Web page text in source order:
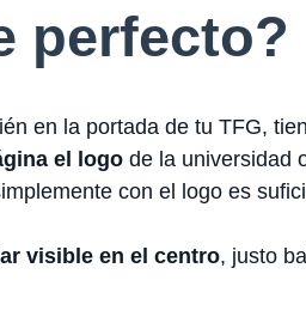
perfecto?
en la portada de tu TFG,
el logo de la universidad
con el logo es
visible en el centro, justo